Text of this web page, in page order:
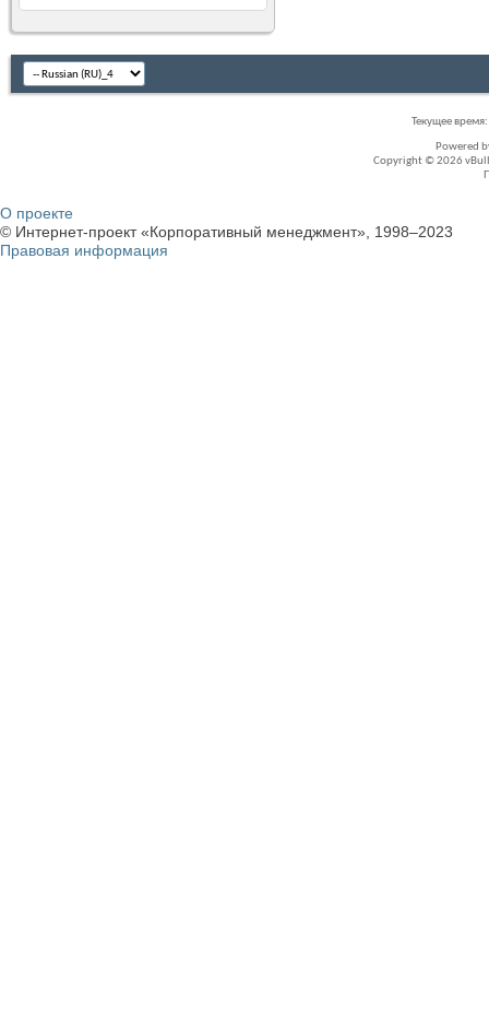
Текущее время:
Powered
Copyright © 2026
О проекте
© Интернет-проект «Корпоративный менеджмент», 1998–2023
Правовая информация